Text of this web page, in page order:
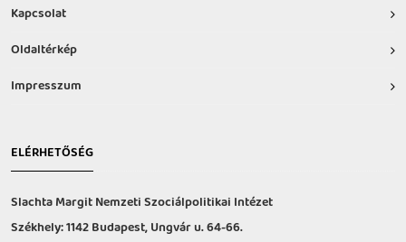
Kapcsolat
Oldaltérkép
Impresszum
ELÉRHETŐSÉG
Slachta Margit Nemzeti Szociálpolitikai Intézet
Székhely: 1142 Budapest, Ungvár u. 64-66.